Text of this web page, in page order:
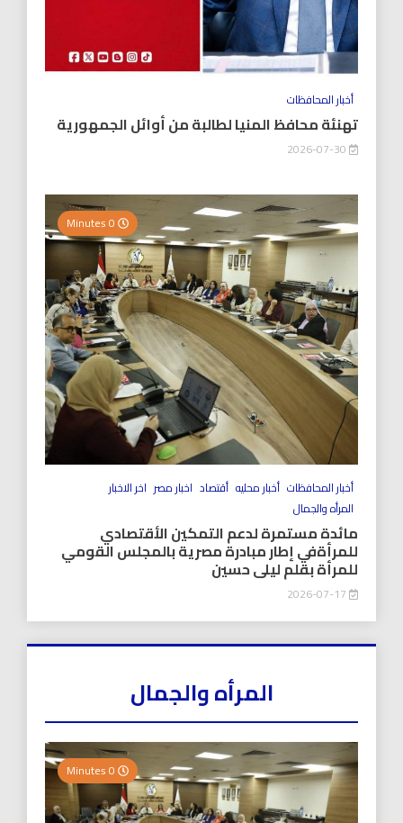
أخبار المحافظات
تهنئة محافظ المنيا لطالبة من أوائل الجمهورية
أخبار المحافظات أخبار محليه أقتصاد اخبار مصر اخر الاخبار
المرأه والجمال
مائدة مستمرة لدعم التمكين الأقتصادي
للمرأةفي إطار مبادرة مصرية بالمجلس القومي
للمرأة بقلم ليلى حسين
المرأه والجمال